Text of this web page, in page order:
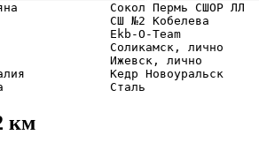
Сокол Пермь
СШ №2 Кобелева
Ekb-O-Team
Соликамск,
Ижевск, лично
Кедр
км